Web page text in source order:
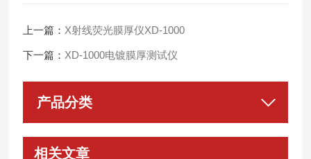
上一篇： X射线荧光膜厚仪XD-1000
下一篇： XD-1000电镀膜厚测试仪
产品分类
相关文章